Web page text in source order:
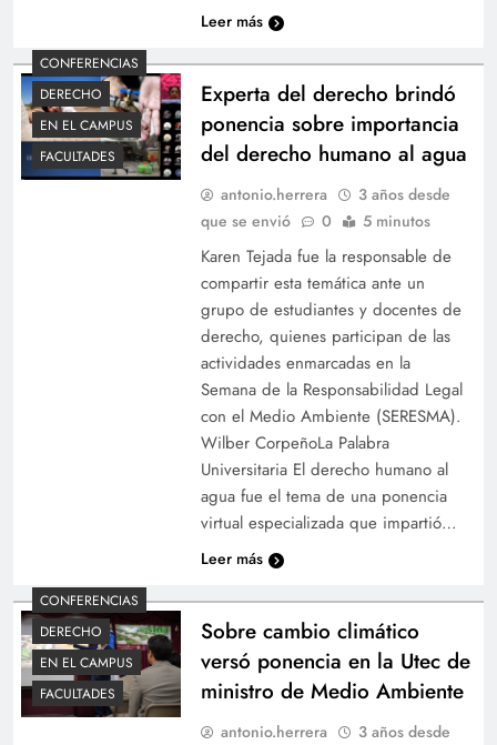
Leer más
CONFERENCIAS
DERECHO
EN EL CAMPUS
FACULTADES
Experta del derecho brindó
ponencia sobre importancia
del derecho humano al agua
antonio.herrera
3 años desde
que se envió
0 5 minutos
Karen Tejada fue la responsable de
compartir esta temática ante un
grupo de estudiantes y docentes de
derecho, quienes participan de las
actividades enmarcadas en la
Semana de la Responsabilidad Legal
con el Medio Ambiente (SERESMA).
Wilber CorpeñoLa Palabra
Universitaria El derecho humano al
agua fue el tema de una ponencia
virtual especializada que impartió…
Leer más
CONFERENCIAS
DERECHO
EN EL CAMPUS
FACULTADES
Sobre cambio climático
versó ponencia en la Utec de
ministro de Medio Ambiente
antonio.herrera
3 años desde